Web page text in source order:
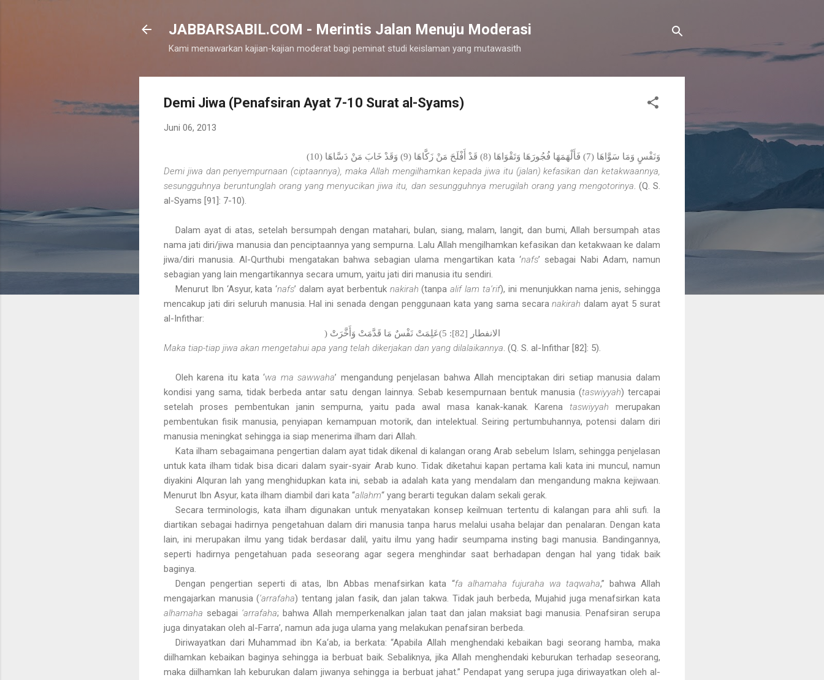
JABBARSABIL.COM - Merintis Jalan Menuju Moderasi
Kami menawarkan kajian-kajian moderat bagi peminat studi keislaman yang mutawasith
Demi Jiwa (Penafsiran Ayat 7-10 Surat al-Syams)
Juni 06, 2013
وَنَفْسٍ وَمَا سَوَّاهَا (7) فَأَلْهَمَهَا فُجُورَهَا وَتَقْوَاهَا (8) قَدْ أَفْلَحَ مَنْ زَكَّاهَا (9) وَقَدْ خَابَ مَنْ دَسَّاهَا (10)
Demi jiwa dan penyempurnaan (ciptaannya), maka Allah mengilhamkan kepada jiwa itu (jalan) kefasikan dan ketakwaannya,
sesungguhnya beruntunglah orang yang menyucikan jiwa itu, dan sesungguhnya merugilah orang yang mengotorinya . (Q. S.
al-Syams [91]: 7-10).
Dalam ayat di atas, setelah bersumpah dengan matahari, bulan, siang, malam, langit, dan bumi, Allah bersumpah atas
nama jati diri/jiwa manusia dan penciptaannya yang sempurna. Lalu Allah mengilhamkan kefasikan dan ketakwaan ke dalam
jiwa/diri manusia. Al-Qurthubi mengatakan bahwa sebagian ulama mengartikan kata ‘nafs’ sebagai Nabi Adam, namun
sebagian yang lain mengartikannya secara umum, yaitu jati diri manusia itu sendiri.
Menurut Ibn ‘Asyur, kata ‘nafs’ dalam ayat berbentuk nakirah (tanpaalif lam ta‘rif), ini menunjukkan nama jenis, sehingga
mencakup jati diri seluruh manusia. Hal ini senada dengan penggunaan kata yang sama secaranakirah dalam ayat 5 surat
al-Infithar:
عَلِمَتْ نَفْسٌ مَا قَدَّمَتْ وَأَخَّرَتْ ( الانفطار [82]: 5)
Maka tiap-tiap jiwa akan mengetahui apa yang telah dikerjakan dan yang dilalaikannya . (Q. S. al-Infithar [82]: 5).
Oleh karena itu kata ‘wa ma sawwaha’ mengandung penjelasan bahwa Allah menciptakan diri setiap manusia dalam
kondisi yang sama, tidak berbeda antar satu dengan lainnya. Sebab kesempurnaan bentuk manusia (taswiyyah) tercapai
setelah proses pembentukan janin sempurna, yaitu pada awal masa kanak-kanak. Karenataswiyyah merupakan
pembentukan fisik manusia, penyiapan kemampuan motorik, dan intelektual. Seiring pertumbuhannya, potensi dalam diri
manusia meningkat sehingga ia siap menerima ilham dari Allah.
Kata ilham sebagaimana pengertian dalam ayat tidak dikenal di kalangan orang Arab sebelum Islam, sehingga penjelasan
untuk kata ilham tidak bisa dicari dalam syair-syair Arab kuno. Tidak diketahui kapan pertama kali kata ini muncul, namun
diyakini Alquran lah yang menghidupkan kata ini, sebab ia adalah kata yang mendalam dan mengandung makna kejiwaan.
Menurut Ibn Asyur, kata ilham diambil dari kata “allahm“ yang berarti tegukan dalam sekali gerak.
Secara terminologis, kata ilham digunakan untuk menyatakan konsep keilmuan tertentu di kalangan para ahli sufi. Ia
diartikan sebagai hadirnya pengetahuan dalam diri manusia tanpa harus melalui usaha belajar dan penalaran. Dengan kata
lain, ini merupakan ilmu yang tidak berdasar dalil, yaitu ilmu yang hadir seumpama insting bagi manusia. Bandingannya,
seperti hadirnya pengetahuan pada seseorang agar segera menghindar saat berhadapan dengan hal yang tidak baik
baginya.
Dengan pengertian seperti di atas, Ibn Abbas menafsirkan kata “fa alhamaha fujuraha wa taqwaha,” bahwa Allah
mengajarkan manusia (‘arrafaha) tentang jalan fasik, dan jalan takwa. Tidak jauh berbeda, Mujahid juga menafsirkan kata
alhamaha sebagai ‘arrafaha; bahwa Allah memperkenalkan jalan taat dan jalan maksiat bagi manusia. Penafsiran serupa
juga dinyatakan oleh al-Farra’, namun ada juga ulama yang melakukan penafsiran berbeda.
Diriwayatkan dari Muhammad ibn Ka‘ab, ia berkata: “Apabila Allah menghendaki kebaikan bagi seorang hamba, maka
diilhamkan kebaikan baginya sehingga ia berbuat baik. Sebaliknya, jika Allah menghendaki keburukan terhadap seseorang,
maka diilhamkan lah keburukan dalam jiwanya sehingga ia berbuat jahat.” Pendapat yang serupa juga diriwayatkan oleh al-